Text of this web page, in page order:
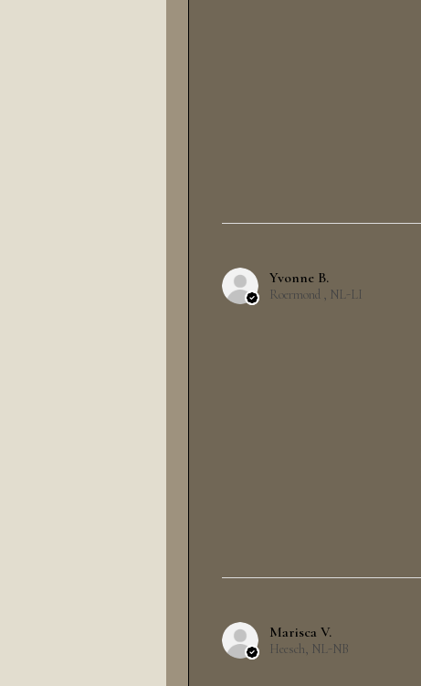
Yvonne B.
Roermond , NL-LI
Marisca V.
Heesch, NL-NB